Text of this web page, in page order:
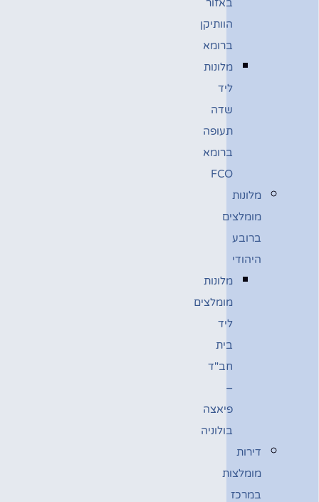
באזור
הוותיקן
ברומא
מלונות
ליד
שדה
תעופה
ברומא
FCO
מלונות
מומלצים
ברובע
היהודי
מלונות
מומלצים
ליד
בית
חב"ד
–
פיאצה
בולוניה
דירות
מומלצות
במרכז